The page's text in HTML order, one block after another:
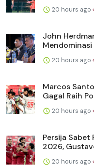
20 hours ago
John
Mendominasi
20 hours ago
Marcos
Gagal Raih
20 hours ago
Persija Sabet
2026,
20 hours ago